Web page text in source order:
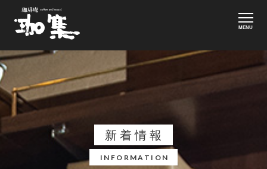
MENU
新着情報
INFORMATION